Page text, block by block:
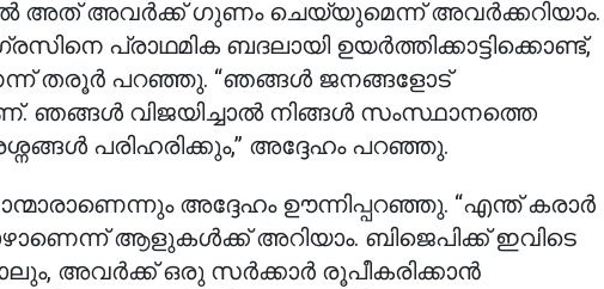
അത് അവർക്ക് ഗുണം ചെയ്യുമെന്ന് അവർക്കറിയാം.
പ്രാഥമിക ബദലായി ഉയർത്തിക്കാട്ടിക്കൊണ്ട്,
തരൂർ പറഞ്ഞു. “ഞങ്ങൾ ജനങ്ങളോട്
ഞങ്ങൾ വിജയിച്ചാൽ നിങ്ങൾ സംസ്ഥാനത്തെ
പരിഹരിക്കും,” അദ്ദേഹം പറഞ്ഞു.
അദ്ദേഹം ഊന്നിപ്പറഞ്ഞു. “എന്ത് കരാർ
ആളുകൾക്ക് അറിയാം. ബിജെപിക്ക് ഇവിടെ
അവർക്ക് ഒരു സർക്കാർ രൂപീകരിക്കാൻ